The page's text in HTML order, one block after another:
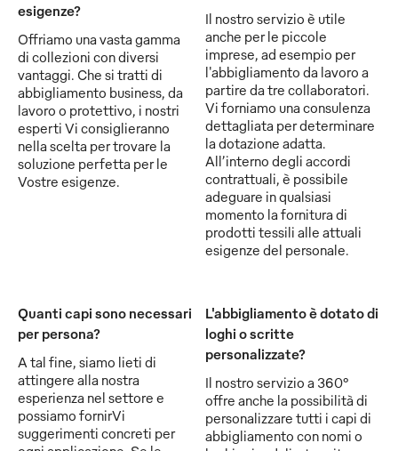
esigenze?
Offriamo una vasta gamma
di collezioni con diversi
vantaggi. Che si tratti di
abbigliamento business, da
lavoro o protettivo, i nostri
esperti Vi consiglieranno
nella scelta per trovare la
soluzione perfetta per le
Vostre esigenze.
Il nostro servizio è utile
anche per le piccole
imprese, ad esempio per
l'abbigliamento da lavoro a
partire da tre collaboratori.
Vi forniamo una consulenza
dettagliata per determinare
la dotazione adatta.
All’interno degli accordi
contrattuali, è possibile
adeguare in qualsiasi
momento la fornitura di
prodotti tessili alle attuali
esigenze del personale.
Quanti capi sono necessari
per persona?
A tal fine, siamo lieti di
attingere alla nostra
esperienza nel settore e
possiamo fornirVi
suggerimenti concreti per
L'abbigliamento è dotato di
loghi o scritte
personalizzate?
Il nostro servizio a 360°
offre anche la possibilità di
personalizzare tutti i capi di
abbigliamento con nomi o